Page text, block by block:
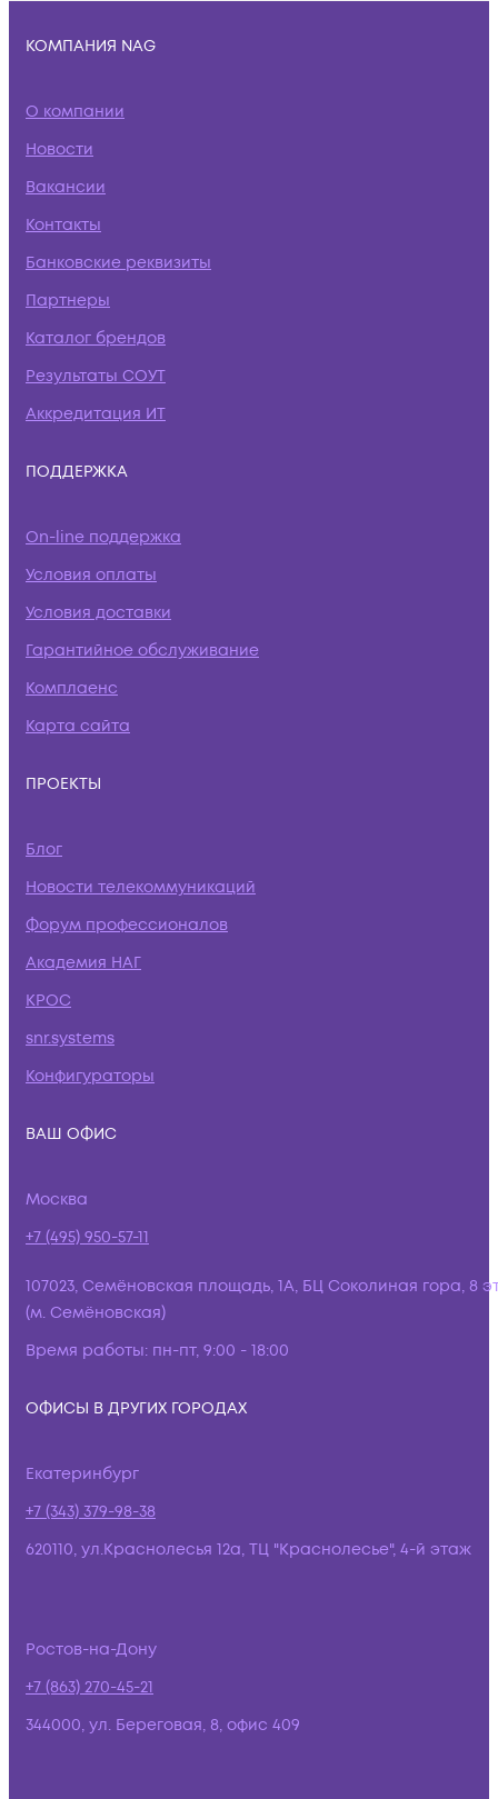
КОМПАНИЯ NAG
О компании
Новости
Вакансии
Контакты
Банковские реквизиты
Партнеры
Каталог брендов
Результаты СОУТ
Аккредитация ИТ
ПОДДЕРЖКА
On-line поддержка
Условия оплаты
Условия доставки
Гарантийное обслуживание
Комплаенс
Карта сайта
ПРОЕКТЫ
Блог
Новости телекоммуникаций
Форум профессионалов
Академия НАГ
КРОС
snr.systems
Конфигураторы
ВАШ ОФИС
Москва
+7 (495) 950-57-11
107023, Семёновская площадь, 1А, БЦ Соколиная гора, 8
(м. Семёновская)
Время работы: пн-пт, 9:00 - 18:00
ОФИСЫ В ДРУГИХ ГОРОДАХ
Екатеринбург
+7 (343) 379-98-38
620110, ул.Краснолесья 12а, ТЦ "Краснолесье", 4-й этаж
Ростов-на-Дону
+7 (863) 270-45-21
344000, ул. Береговая, 8, офис 409